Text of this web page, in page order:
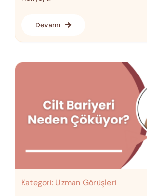
Devamı
Kategori: Uzman Görüşleri